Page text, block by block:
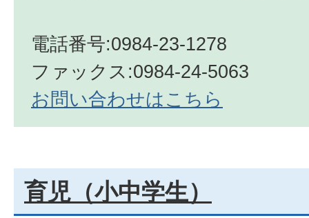
電話番号:0984-23-1278
ファックス:0984-24-5063
お問い合わせはこちら
育児（小中学生）